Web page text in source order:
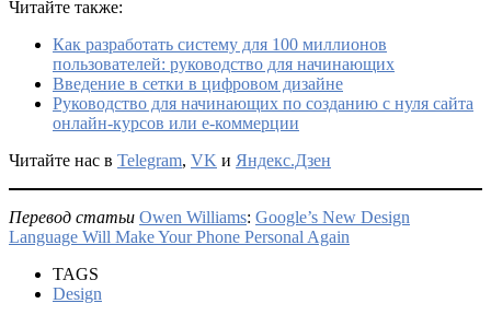
Читайте также:
Как разработать систему для 100 миллионов
пользователей: руководство для начинающих
Введение в сетки в цифровом дизайне
Руководство для начинающих по созданию с нуля сайта
онлайн-курсов или e-коммерции
Читайте нас в Telegram, VK и Яндекс.Дзен
Перевод статьи Owen Williams: Google’s New Design
Language Will Make Your Phone Personal Again
TAGS
Design